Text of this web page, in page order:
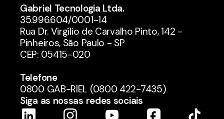
Gabriel Tecnologia Ltda.
35.996.604/0001-14
Rua Dr. Virgílio de Carvalho Pinto, 142 -
Pinheiros, São Paulo - SP
CEP: 05415-020
Telefone
0800 GAB-RIEL (0800 422-7435)
Siga as nossas redes sociais